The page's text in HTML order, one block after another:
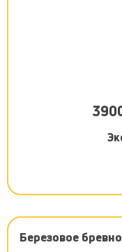
Березовое